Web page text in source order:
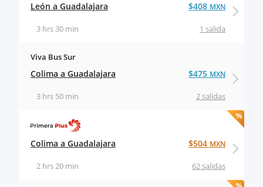
León a Guadalajara
1 salida
3 hrs 30 min
$408 MXN
Viva Bus Sur
Colima a Guadalajara
2 salidas
3 hrs 50 min
$475 MXN
Colima a Guadalajara
62 salidas
2 hrs 20 min
$504 MXN